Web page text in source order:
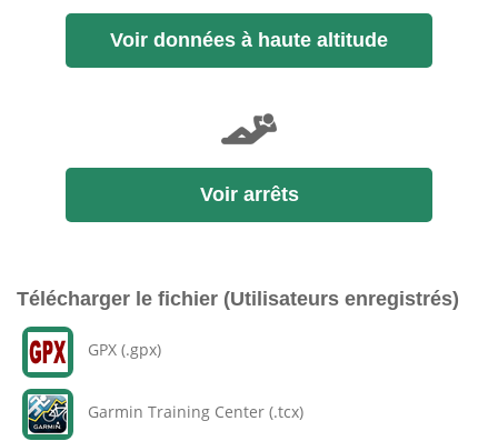
Voir données à haute altitude
Voir arrêts
Télécharger le fichier (Utilisateurs enregistrés)
GPX (.gpx)
Garmin Training Center (.tcx)